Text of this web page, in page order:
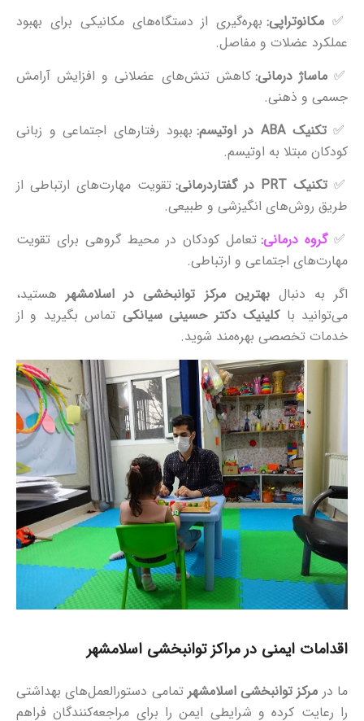
✅ مکانوتراپی:بهره‌گیری از دستگاه‌های مکانیکی برای بهبود
عملکرد عضلات و مفاصل.
✅ماساژ درمانی: کاهش تنش‌های عضلانی و افزایش آرامش
جسمی و ذهنی.
✅تکنیک ABA در اوتیسم:
بهبود رفتارهای اجتماعی و زبانی
کودکان مبتلا به اوتیسم.
✅ تکنیک PRT در گفتاردرمانی:
تقویت مهارت‌های ارتباطی از
طریق روش‌های انگیزشی و طبیعی.
✅گروه‌ درمانی: تعامل کودکان در محیط گروهی برای تقویت
مهارت‌های اجتماعی و ارتباطی.
اگر به دنبالبهترین مرکز توانبخشی در اسلامشهرهستید،
می‌توانید باکلینیک دکتر حسینی سیانکی تماس بگیرید و از
خدمات تخصصی بهره‌مند شوید.
اقدامات ایمنی در مراکز توانبخشی اسلامشهر
ما در مرکز توانبخشی اسلامشهر تمامی دستورالعمل‌های بهداشتی
را رعایت کرده و شرایطی ایمن را برای مراجعه‌کنندگان فراهم